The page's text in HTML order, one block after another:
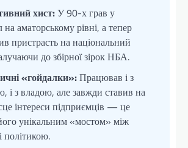
хист:У 90-х грав у
на аматорському рівні, а тепер
пристрасть на національний
до збірної зірок НБА.
«гойдалки»:Працював і з
і з владою, але завжди ставив на
інтереси підприємців — це
унікальним «мостом» між
політикою.